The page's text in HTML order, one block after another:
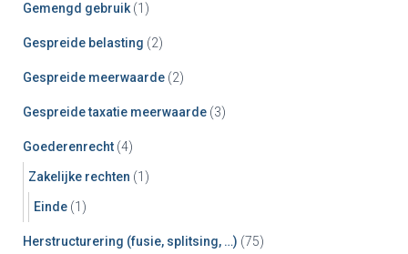
Gemengd gebruik (1)
Gespreide belasting (2)
Gespreide meerwaarde (2)
Gespreide taxatie meerwaarde (3)
Goederenrecht (4)
Zakelijke rechten (1)
Einde (1)
Herstructurering (fusie, splitsing, …) (75)